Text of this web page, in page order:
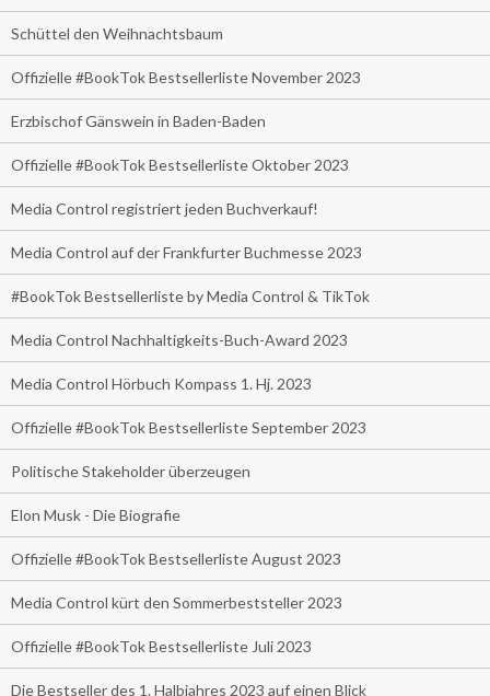
Schüttel den Weihnachtsbaum
Offizielle #BookTok Bestsellerliste November 2023
Erzbischof Gänswein in Baden-Baden
Offizielle #BookTok Bestsellerliste Oktober 2023
Media Control registriert jeden Buchverkauf!
Media Control auf der Frankfurter Buchmesse 2023
#BookTok Bestsellerliste by Media Control & TikTok
Media Control Nachhaltigkeits-Buch-Award 2023
Media Control Hörbuch Kompass 1. Hj. 2023
Offizielle #BookTok Bestsellerliste September 2023
Politische Stakeholder überzeugen
Elon Musk - Die Biografie
Offizielle #BookTok Bestsellerliste August 2023
Media Control kürt den Sommerbeststeller 2023
Offizielle #BookTok Bestsellerliste Juli 2023
Die Bestseller des 1. Halbjahres 2023 auf einen Blick